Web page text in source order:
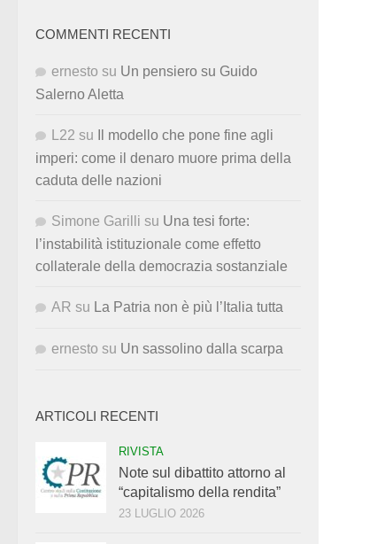
COMMENTI RECENTI
ernesto su Un pensiero su Guido
Salerno Aletta
L22 su
Il modello che pone fine agli
imperi: come il denaro muore prima della
caduta delle nazioni
Simone Garilli su Una tesi forte:
l’instabilità istituzionale come effetto
collaterale della democrazia sostanziale
AR su La Patria non è più l’Italia tutta
ernesto su Un sassolino dalla scarpa
ARTICOLI RECENTI
RIVISTA
Note sul dibattito attorno al
“capitalismo della rendita”
23 LUGLIO 2026